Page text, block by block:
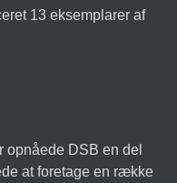
13 eksemplarer af
opnåede DSB en del
at foretage en række